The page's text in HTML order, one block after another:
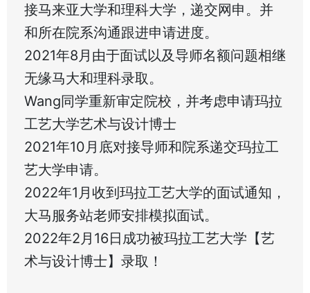
接马来亚大学和理科大学，递交网申。并
和所在院系沟通跟进申请进度。
2021年8月由于面试以及导师名额问题相继
无缘马大和理科录取。
Wang同学重新审定院校，并考虑申请玛拉
工艺大学艺术与设计博士
2021年10月底对接导师和院系递交玛拉工
艺大学申请。
2022年1月收到玛拉工艺大学的面试通知，
大马服务站老师安排模拟面试。
2022年2月16日成功被玛拉工艺大学【艺
术与设计博士】录取！